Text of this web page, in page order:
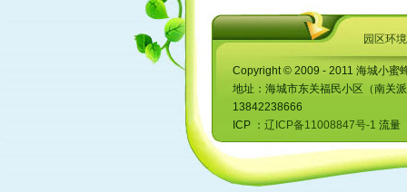
园区环境
Copyright © 2009 - 2011 海城小蜜
地址：海城市东关福民小区（南关
13842238666
ICP ： 辽ICP备11008847号-1 流量